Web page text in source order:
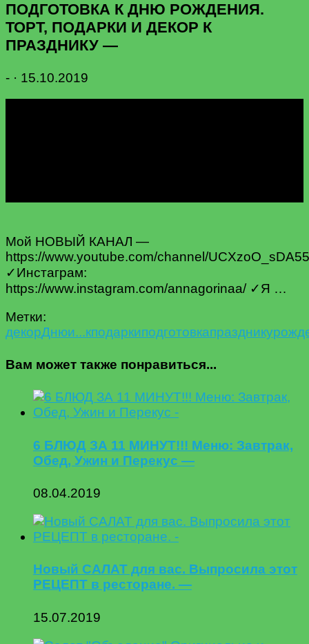
ПОДГОТОВКА К ДНЮ РОЖДЕНИЯ.
ТОРТ, ПОДАРКИ И ДЕКОР К
ПРАЗДНИКУ —
- · 15.10.2019
Мой НОВЫЙ КАНАЛ —
https://www.youtube.com/channel/
✓Инстаграм:
https://www.instagram.com/annagorinaa/ ✓Я …
Метки:
декорДнюи...кподаркиподготовкапразднику
Вам может также понравиться...
6 БЛЮД ЗА 11 МИНУТ!!! Меню: Завтрак,
Обед, Ужин и Перекус —
08.04.2019
Новый САЛАТ для вас. Выпросила этот
РЕЦЕПТ в ресторане. —
15.07.2019